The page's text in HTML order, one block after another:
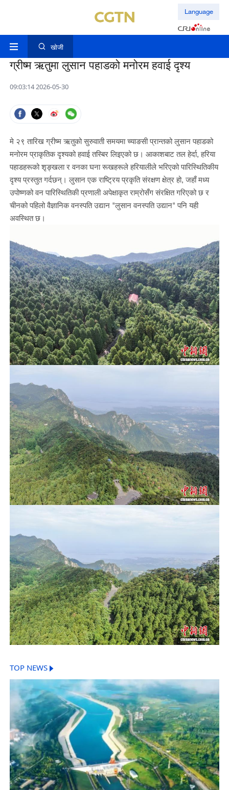
Language
खोजी
ग्रीष्म ऋतुमा लुसान पहाडको मनोरम हवाई दृश्य
09:03:14 2026-05-30
मे २९ तारिख ग्रीष्म ऋतुको सुरुवाती समयमा च्याङसी प्रान्तको लुसान पहाडको
मनोरम प्राकृतिक दृश्यको हवाई तस्बिर लिइएको छ। आकाशबाट तल हेर्दा, हरिया
पहाडहरूको शृङ्खला र वनका घना रूखहरूले हरियालीले भरिएको पारिस्थितिकीय
दृश्य प्रस्तुत गर्दछन्। लुसान एक राष्ट्रिय प्रकृति संरक्षण क्षेत्र हो, जहाँ मध्य
उपोष्णको वन पारिस्थितिकी प्रणाली अपेक्षाकृत राम्रोसँग संरक्षित गरिएको छ र
चीनको पहिलो वैज्ञानिक वनस्पति उद्यान "लुसान वनस्पति उद्यान" पनि यही
अवस्थित छ।
TOP NEWS